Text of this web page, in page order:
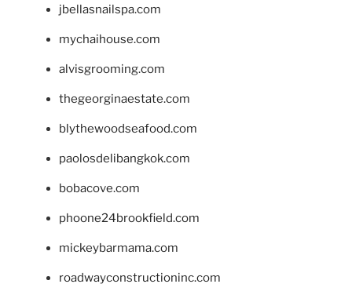
jbellasnailspa.com
mychaihouse.com
alvisgrooming.com
thegeorginaestate.com
blythewoodseafood.com
paolosdelibangkok.com
bobacove.com
phoone24brookfield.com
mickeybarmama.com
roadwayconstructioninc.com